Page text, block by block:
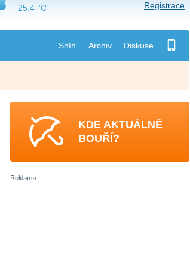
Sníh Archiv Diskuse
Registrace
25.4 °C
KDE AKTUÁLNĚ
BOUŘÍ?